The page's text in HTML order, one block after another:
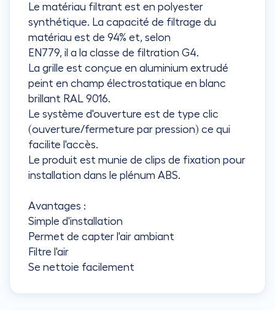
Le matériau filtrant est en polyester
synthétique. La capacité de filtrage du
matériau est de 94% et, selon
EN779, il a la classe de filtration G4.
La grille est conçue en aluminium extrudé
peint en champ électrostatique en blanc
brillant RAL 9016.
Le système d'ouverture est de type clic
(ouverture/fermeture par pression) ce qui
facilite l'accès.
Le produit est munie de clips de fixation pour
installation dans le plénum ABS.
Avantages :
Simple d'installation
Permet de capter l'air ambiant
Filtre l'air
Se nettoie facilement